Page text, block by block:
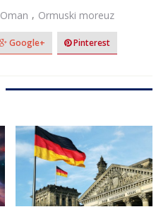
Oman , Ormuski moreuz
Google+ Pinterest